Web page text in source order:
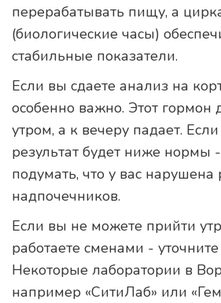
перерабатывать пищу, а
(биологические часы)
стабильные показатели.
Если вы сдаете анализ на
особенно важно. Этот гормон
утром, а к вечеру падает.
результат будет ниже нормы
подумать, что у вас нарушена
надпочечников.
Если вы не можете прийти
работаете сменами -
Некоторые лаборатории в
например «СитиЛаб» или